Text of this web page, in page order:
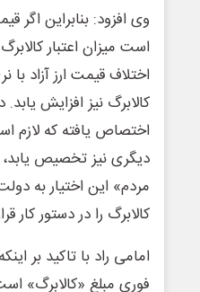
وی افزود: بنابراین اگر
است میزان اعتبار
اختصاص یافته که لازم
دیگری نیز تخصیص
مردم» این اختیار به
کالابرگ را در دستور کار
امامی راد با تاکید بر
فوری مبلغ «کالابرگ»